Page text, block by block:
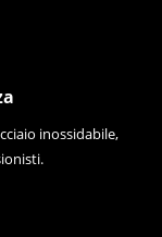
inossidabile,